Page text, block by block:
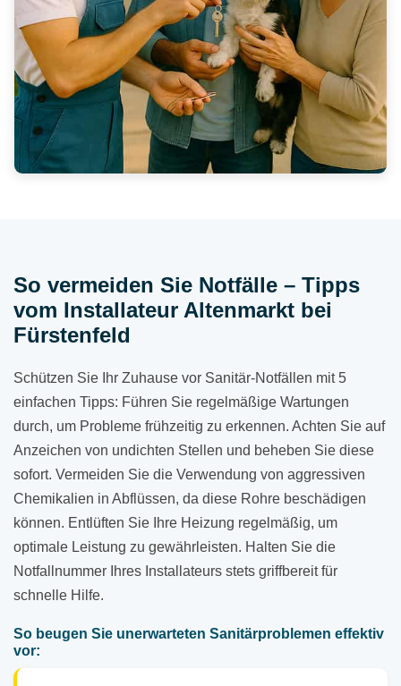
So vermeiden Sie Notfälle – Tipps
vom Installateur Altenmarkt bei
Fürstenfeld
Schützen Sie Ihr Zuhause vor Sanitär-Notfällen mit 5
einfachen Tipps: Führen Sie regelmäßige Wartungen
durch, um Probleme frühzeitig zu erkennen. Achten Sie auf
Anzeichen von undichten Stellen und beheben Sie diese
sofort. Vermeiden Sie die Verwendung von aggressiven
Chemikalien in Abflüssen, da diese Rohre beschädigen
können. Entlüften Sie Ihre Heizung regelmäßig, um
optimale Leistung zu gewährleisten. Halten Sie die
Notfallnummer Ihres Installateurs stets griffbereit für
schnelle Hilfe.
So beugen Sie unerwarteten Sanitärproblemen effektiv
vor: